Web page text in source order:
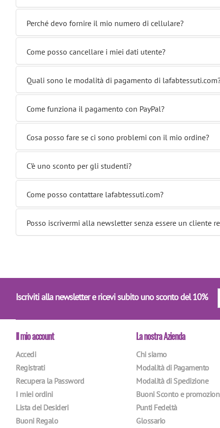
Perché devo fornire il mio numero di cellulare?
Come posso cancellare i miei dati utente?
Quali sono le modalità di pagamento di
Come funziona il pagamento con PayPal?
Cosa posso fare se ci sono problemi con il mio ordine?
C’è uno sconto per gli studenti?
Come posso contattare lafabtessuti.com?
Posso iscrivermi alla newsletter senza essere un cliente
Iscriviti alla newsletter e ricevi subito uno sconto del 10%
Il mio account
Accedi
Registrati
Recupera la Password
I miei ordini
Lista dei Desideri
Buoni Regalo
La nostra Azienda
Chi siamo
Modalità di Pagamento
Modalità di Spedizione
Buoni Sconto e
Punti Fedeltà
Glossario